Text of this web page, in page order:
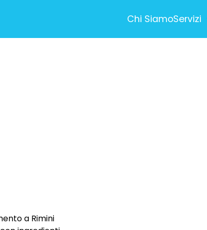
Chi SiamoServizi
a Rimini